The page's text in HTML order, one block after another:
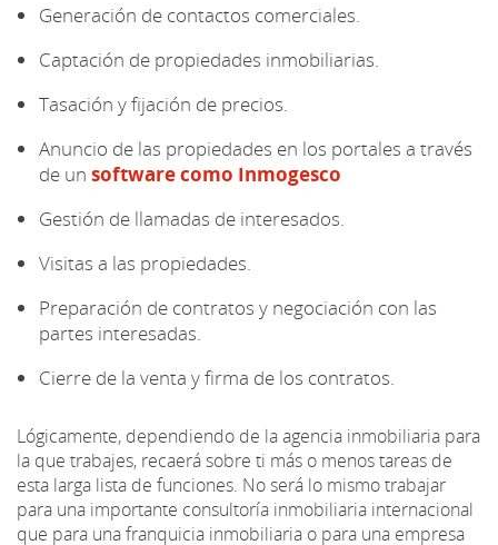
Generación de contactos comerciales.
Captación de propiedades inmobiliarias.
Tasación y fijación de precios.
Anuncio de las propiedades en los portales a través
de un software como Inmogesco
Gestión de llamadas de interesados.
Visitas a las propiedades.
Preparación de contratos y negociación con las
partes interesadas.
Cierre de la venta y firma de los contratos.
Lógicamente, dependiendo de la agencia inmobiliaria para
la que trabajes, recaerá sobre ti más o menos tareas de
esta larga lista de funciones. No será lo mismo trabajar
para una importante consultoría inmobiliaria internacional
que para una franquicia inmobiliaria o para una empresa